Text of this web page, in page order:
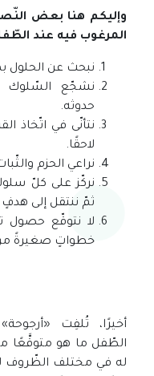
وإليكم هنا بعض
المرغوب فيه عند
نبحث عن الحلول
نشجّع السّلوك
حدوثه.
نتأنّى في اتّخاذ
لاحقًا.
نراعي الحزم
نركّز على كلّ
ثمّ ننتقل إلى هدفٍ
لا نتوقّع حصول
خطواتٍ صغيرةً من
أخيرًا، تُلفِت
الطّفل ما هو متوقَّعًا
له في مختلف الظّروف